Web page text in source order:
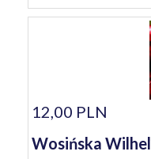
12,00 PLN
Wosińska